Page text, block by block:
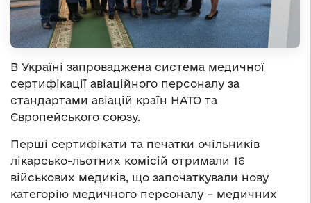
В Україні запроваджена система медичної
сертифікації авіаційного персоналу за
стандартами авіацій країн НАТО та
Європейського союзу.
Перші сертифікати та печатки очільників
лікарсько-льотних комісій отримали 16
військових медиків, що започаткували нову
категорію медичного персоналу – медичних